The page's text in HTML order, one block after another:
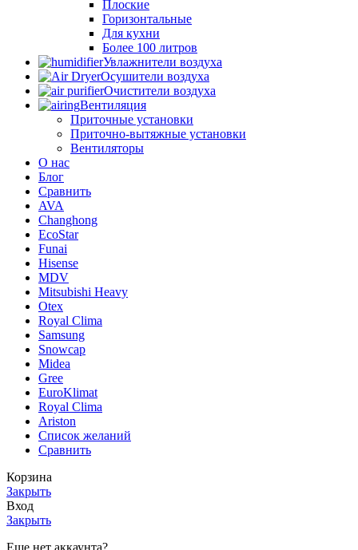
Плоские
Горизонтальные
Для кухни
Более 100 литров
Увлажнители воздуха
Осушители воздуха
Очистители воздуха
Вентиляция
Приточные установки
Приточно-вытяжные установки
Вентиляторы
О нас
Блог
Сравнить
AVA
Changhong
EcoStar
Funai
Hisense
MDV
Mitsubishi Heavy
Otex
Royal Clima
Samsung
Snowcap
Midea
Gree
EuroKlimat
Royal Clima
Ariston
Список желаний
Сравнить
Корзина
Закрыть
Вход
Закрыть